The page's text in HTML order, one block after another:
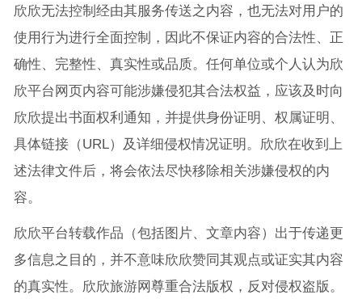
欣欣无法控制经由其服务传送之内容，也无法对用户的
使用行为进行全面控制，因此不保证内容的合法性、正
确性、完整性、真实性或品质。任何单位或个人认为欣
欣平台网页内容可能涉嫌侵犯其合法权益，应该及时向
欣欣提出书面权利通知，并提供身份证明、权属证明、
具体链接（URL）及详细侵权情况证明。欣欣在收到上
述法律文件后，将会依法尽快移除相关涉嫌侵权的内
容。
欣欣平台转载作品（包括图片、文章内容）出于传递更
多信息之目的，并不意味欣欣赞同其观点或证实其内容
的真实性。欣欣旅游网尊重合法版权，反对侵权盗版。